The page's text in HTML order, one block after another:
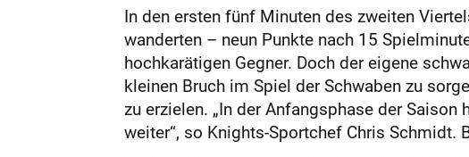
In den ersten fünf Minuten des zweiten
wanderten – neun Punkte nach 15
hochkarätigen Gegner. Doch der eigene
kleinen Bruch im Spiel der Schwaben zu
zu erzielen. „In der Anfangsphase der
weiter“, so Knights-Sportchef Chris